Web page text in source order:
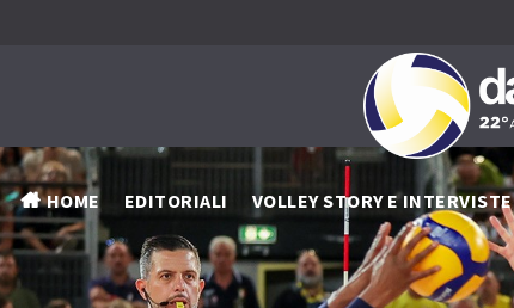
HOME EDITORIALI VOLLEY STORY E INTERVISTE